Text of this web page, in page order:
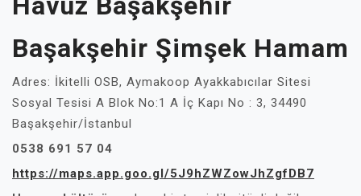
Başakşehir Şimşek Hamam
Adres: İkitelli OSB, Aymakoop Ayakkabıcılar Sitesi
Sosyal Tesisi A Blok No:1 A İç Kapı No : 3, 34490
Başakşehir/İstanbul
0538 691 57 04
https://maps.app.goo.gl/5J9hZWZowJhZgfDB7